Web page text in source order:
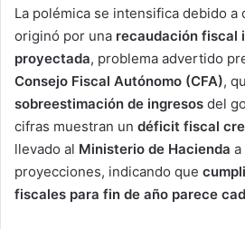
La polémica se intensifica debido a
originó por una recaudación fiscal
proyectada, problema advertido
Consejo Fiscal Autónomo (CFA),
sobreestimación de ingresos del
cifras muestran un déficit fiscal
llevado al Ministerio de Hacienda a
proyecciones, indicando que
fiscales para fin de año parece